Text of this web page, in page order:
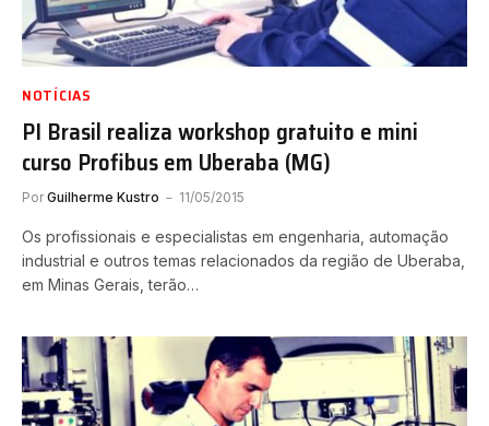
NOTÍCIAS
PI Brasil realiza workshop gratuito e mini
curso Profibus em Uberaba (MG)
Por Guilherme Kustro 11/05/2015
Os profissionais e especialistas em engenharia, automação
industrial e outros temas relacionados da região de Uberaba,
em Minas Gerais, terão…